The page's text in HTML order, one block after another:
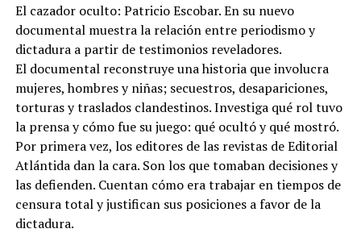
El cazador oculto: Patricio Escobar. En su nuevo
documental muestra la relación entre periodismo y
dictadura a partir de testimonios reveladores.
El documental reconstruye una historia que involucra
mujeres, hombres y niñas; secuestros, desapariciones,
torturas y traslados clandestinos. Investiga qué rol tuvo
la prensa y cómo fue su juego: qué ocultó y qué mostró.
Por primera vez, los editores de las revistas de Editorial
Atlántida dan la cara. Son los que tomaban decisiones y
las defienden. Cuentan cómo era trabajar en tiempos de
censura total y justifican sus posiciones a favor de la
dictadura.